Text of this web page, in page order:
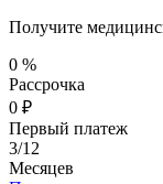
Получите
0 %
Рассрочка
0 ₽
Первый платеж
3/12
Месяцев